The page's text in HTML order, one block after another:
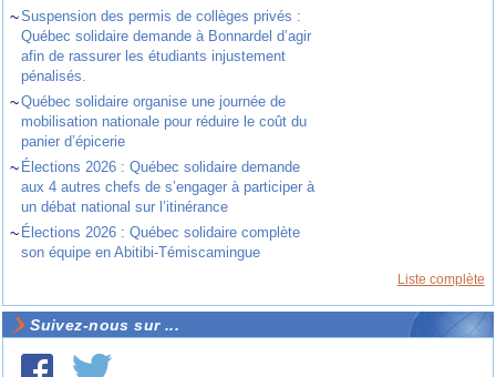
~Suspension des permis de collèges privés :
Québec solidaire demande à Bonnardel d’agir
afin de rassurer les étudiants injustement
pénalisés.
~Québec solidaire organise une journée de
mobilisation nationale pour réduire le coût du
panier d’épicerie
~ Élections 2026 : Québec solidaire demande
aux 4 autres chefs de s’engager à participer à
un débat national sur l’itinérance
~ Élections 2026 : Québec solidaire complète
son équipe en Abitibi-Témiscamingue
Liste complète
Suivez-nous sur ...